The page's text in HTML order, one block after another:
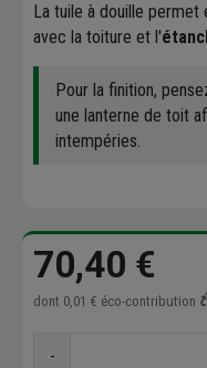
La tuile à douille
avec la toiture et l'
Pour la finition,
une lanterne de toit
intempéries.
70,40 €
dont 0,01 € éco-contribution
-